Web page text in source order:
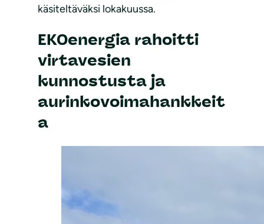
käsiteltäväksi lokakuussa.
EKOenergia rahoitti
virtavesien
kunnostusta ja
aurinkovoimahankkeit
a